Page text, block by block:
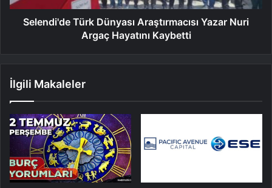
Selendi'de Türk Dünyası Araştırmacısı Yazar Nuri
Argaç Hayatını Kaybetti
İlgili Makaleler